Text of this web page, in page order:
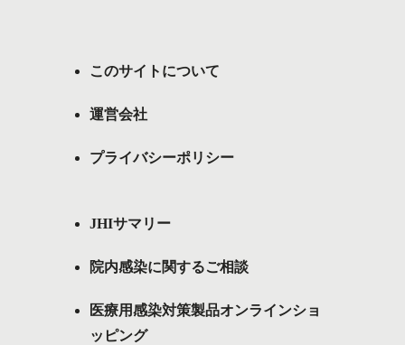
このサイトについて
運営会社
プライバシーポリシー
JHIサマリー
院内感染に関するご相談
医療用感染対策製品オンラインショ
ッピング